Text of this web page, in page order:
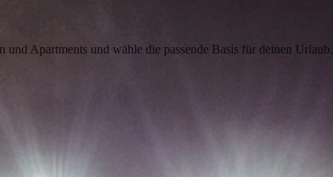
und Apartments und wähle die passende Basis für deinen Urlaub.